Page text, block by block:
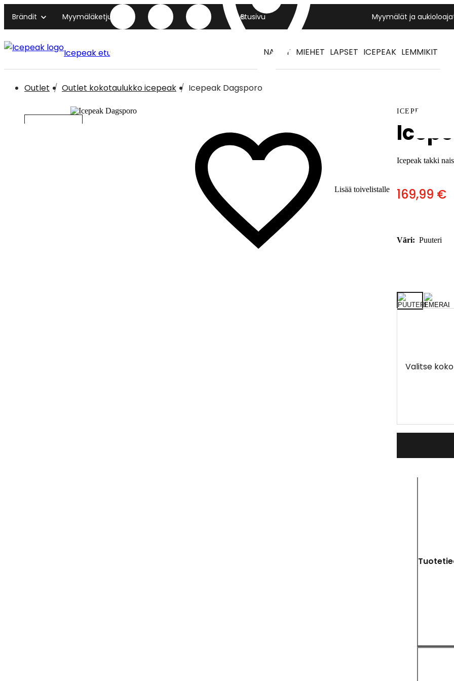
Brändit Myymäläketjut Etusivu
Yritys Myymälät ja
Icepeak etusivu NAISET MIEHET LAPSET ICEPEAK LEMMIKIT
Outlet Outlet kokotaulukko icepeak Icepeak Dagsporo
Lisää toivelistalle
ICEPEAK
Icepeak takki
169,99 €
Väri: Puuteri
Valitse koko